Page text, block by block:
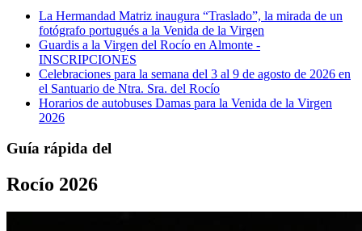
La Hermandad Matriz inaugura “Traslado”, la mirada de un
fotógrafo portugués a la Venida de la Virgen
Guardis a la Virgen del Rocío en Almonte -
INSCRIPCIONES
Celebraciones para la semana del 3 al 9 de agosto de 2026 en
el Santuario de Ntra. Sra. del Rocío
Horarios de autobuses Damas para la Venida de la Virgen
2026
Guía rápida del
Rocío 2026